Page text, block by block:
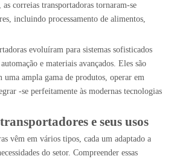
as correias transportadoras tornaram-se
incluindo processamento de alimentos,
evoluíram para sistemas sofisticados
e materiais avançados. Eles são
uma ampla gama de produtos, operar em
-se perfeitamente às modernas tecnologias
e seus usos
vêm em vários tipos, cada um adaptado a
do setor. Compreender essas